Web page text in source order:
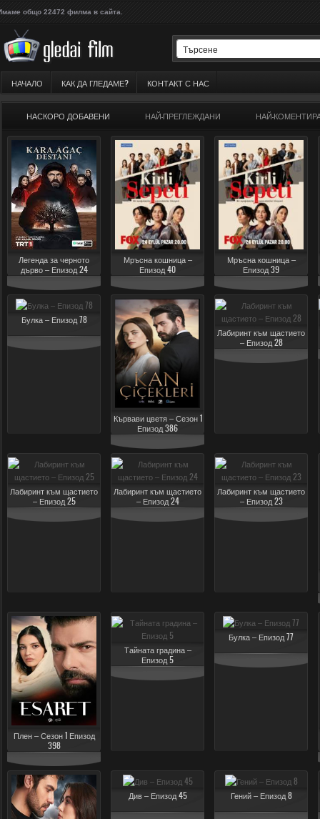
общо 22472 филма в сайта.
НАЧАЛО КАК ДА ГЛЕДАМЕ? КОНТАКТ С НАС
НАСКОРО ДОБАВЕНИ НАЙ-ПРЕГЛЕЖДАНИ НАЙ-
Легенда за черното
дърво – Епизод 24
Мръсна кошница –
Епизод 40
Мръсна кошница –
Епизод 39
Булка – Епизод 78
Кървави цветя – Сезон 1
Епизод 386
Лабиринт към щастието
– Епизод 28
Лабиринт към щастието
– Епизод 25
Лабиринт към щастието
– Епизод 24
Лабиринт към щастието
– Епизод 23
Плен – Сезон 1 Епизод
398
Тайната градина –
Епизод 5
Булка – Епизод 77
Див – Епизод 45 Гений – Епизод 8